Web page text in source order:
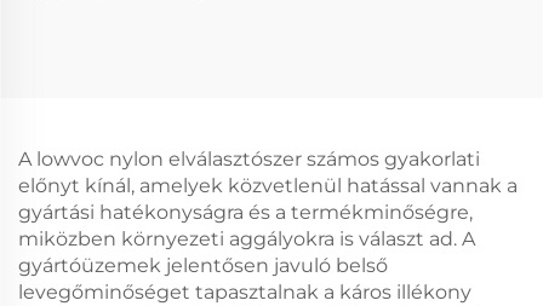
A lowvoc nylon elválasztószer számos gyakorlati
előnyt kínál, amelyek közvetlenül hatással vannak a
gyártási hatékonyságra és a termékminőségre,
miközben környezeti aggályokra is választ ad. A
gyártóüzemek jelentősen javuló belső
levegőminőséget tapasztalnak a káros illékony